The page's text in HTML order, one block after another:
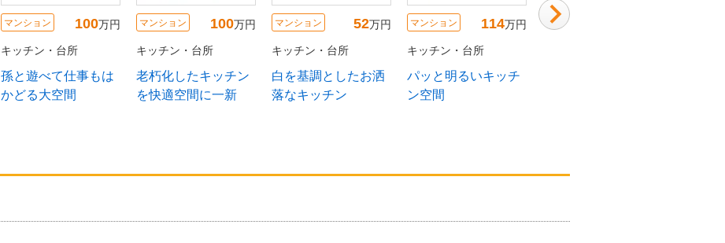
マンション 100万円
キッチン・台所
孫と遊べて仕事もは
かどる大空間
マンション 100万円
キッチン・台所
老朽化したキッチン
を快適空間に一新
マンション 52万円
キッチン・台所
白を基調としたお洒
落なキッチン
マンション 114万円
キッチン・台所
パッと明るいキッチ
ン空間
マンション